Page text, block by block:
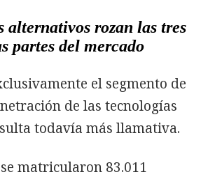
alternativos rozan las tres
partes del mercado
el segmento de
de las tecnologías
todavía más llamativa.
matricularon 83.011